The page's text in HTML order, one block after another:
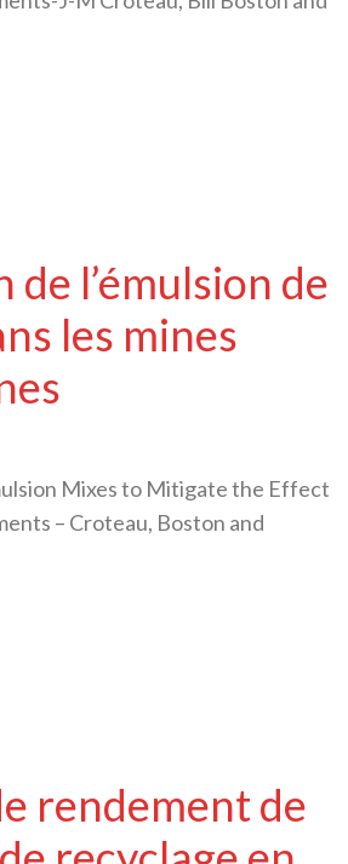
l’émulsion de
les mines
Mixes to Mitigate the Effect
– Croteau, Boston and
rendement de